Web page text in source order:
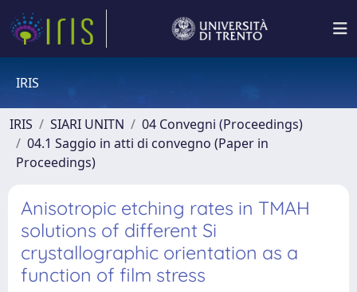
IRIS
IRIS SIARI UNITN
04 Convegni (Proceedings)
04.1 Saggio in atti di convegno (Paper in
Proceedings)
Anisotropic etching rates in TMAH
solutions of different Si
crystallographic orientation as a
function of film stress